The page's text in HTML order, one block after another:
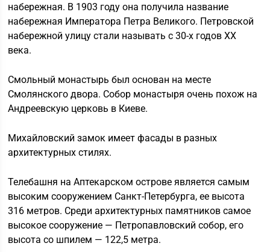
набережная. В 1903 году она получила название
набережная Императора Петра Великого. Петровской
набережной улицу стали называть с 30-х годов ХХ
века.
Смольный монастырь был основан на месте
Смолянского двора. Собор монастыря очень похож на
Андреевскую церковь в Киеве.
Михайловский замок имеет фасады в разных
архитектурных стилях.
Телебашня на Аптекарском острове является самым
высоким сооружением Санкт-Петербурга, ее высота
316 метров. Среди архитектурных памятников самое
высокое сооружение — Петропавловский собор, его
высота со шпилем — 122,5 метра.